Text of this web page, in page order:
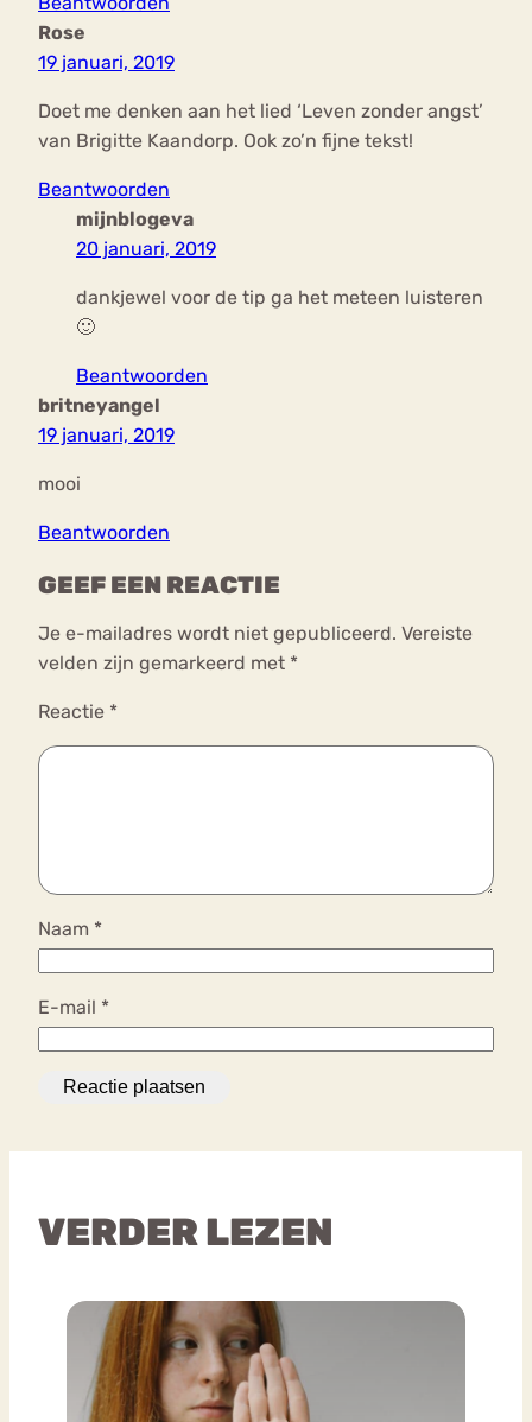
Rose
19 januari, 2019
Doet me denken aan het lied ‘Leven zonder angst’
van Brigitte Kaandorp. Ook zo’n fijne tekst!
Beantwoorden
mijnblogeva
20 januari, 2019
dankjewel voor de tip ga het meteen luisteren
🙂
Beantwoorden
britneyangel
19 januari, 2019
mooi
Beantwoorden
GEEF EEN REACTIE
Je e-mailadres wordt niet gepubliceerd. Vereiste
velden zijn gemarkeerd met *
Reactie *
Naam *
E-mail *
VERDER LEZEN